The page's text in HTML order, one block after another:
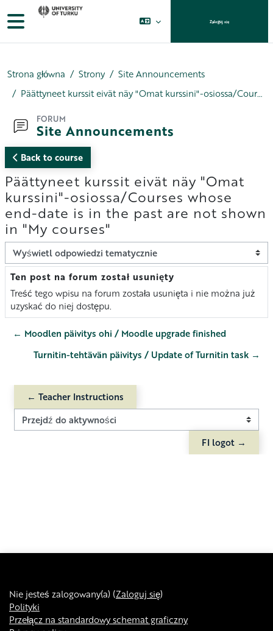
Przejdź do głównej zawartości
Panel boczny Zaloguj się
Strona główna Strony
Site Announcements
Päättyneet kurssit eivät näy "Omat kurssini"-osiossa/Courses whose end-date is in the past are not shown in "My courses"
FORUM
Site Announcements
Back to course
Päättyneet kurssit eivät näy "Omat
kurssini"-osiossa/Courses whose
end-date is in the past are not shown
in "My courses"
Sposób wyświetlania
Ten post na forum został usunięty
Liczba odpowiedzi: 0
Treść tego wpisu na forum została usunięta i nie można już
uzyskać do niej dostępu.
← Moodlen päivitys ohi / Moodle upgrade finished
Turnitin-tehtävän päivitys / Update of Turnitin task →
← Teacher Instructions
Przejdź do aktywności
FI logot →
Nie jesteś zalogowany(a) (Zaloguj się)
Polityki
Przełącz na standardowy schemat graficzny